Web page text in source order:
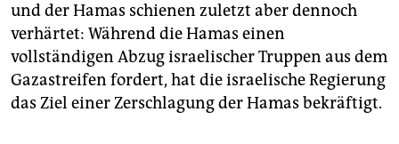
und der Hamas schienen zuletzt aber dennoch
verhärtet: Während die Hamas einen
vollständigen Abzug israelischer Truppen aus dem
Gazastreifen fordert, hat die israelische Regierung
das Ziel einer Zerschlagung der Hamas bekräftigt.